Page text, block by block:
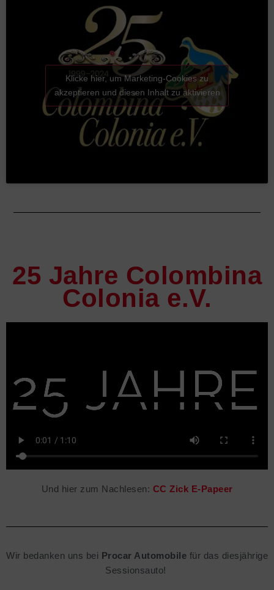
Klicke hier, um Marketing-Cookies zu
akzeptieren und diesen Inhalt zu aktivieren
25 Jahre Colombina
Colonia e.V.
Und hier zum Nachlesen: CC Zick E-Papeer
Wir bedanken uns bei Procar Automobile für das diesjährige
Sessionsauto!